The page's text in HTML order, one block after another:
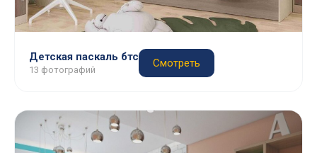
Детская паскаль бтс
13 фотографий
Смотреть